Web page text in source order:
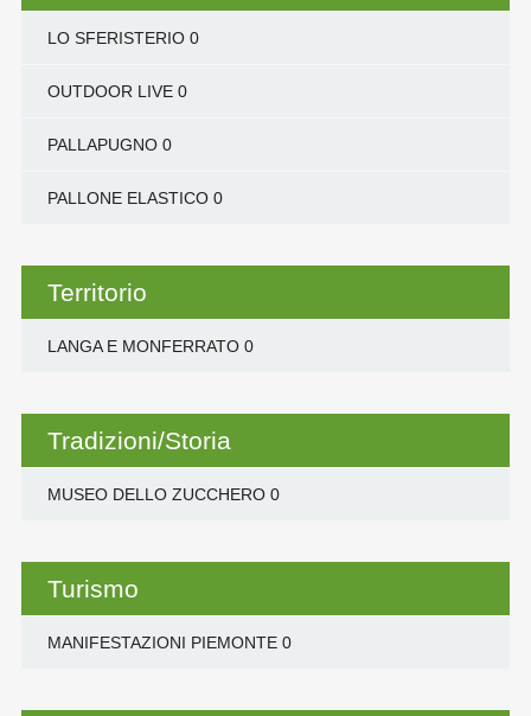
LO SFERISTERIO0
OUTDOOR LIVE0
PALLAPUGNO0
PALLONE ELASTICO0
Territorio
LANGA E MONFERRATO0
Tradizioni/Storia
MUSEO DELLO ZUCCHERO0
Turismo
MANIFESTAZIONI PIEMONTE0